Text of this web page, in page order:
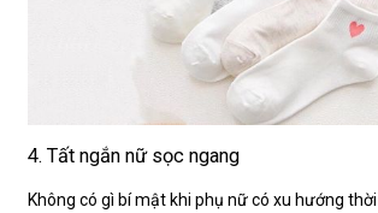
4. Tất ngắn nữ sọc ngang
Không có gì bí mật khi phụ nữ có xu hướng